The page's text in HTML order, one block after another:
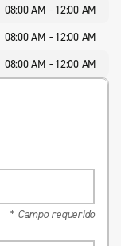
* Campo requerido
08:00 AM - 12:00 AM
08:00 AM - 12:00 AM
08:00 AM - 12:00 AM